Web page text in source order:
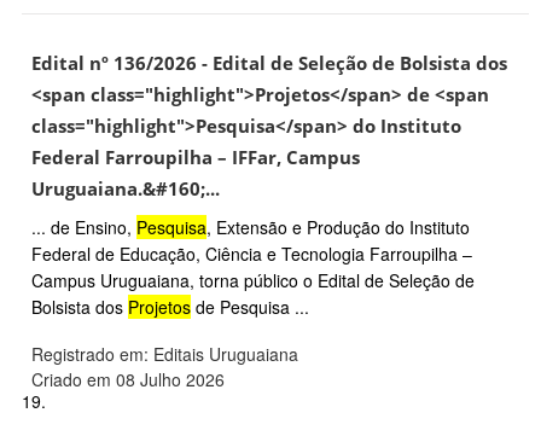
Edital nº 136/2026 - Edital de Seleção de Bolsista dos
<span class="highlight">Projetos</span> de <span
class="highlight">Pesquisa</span> do Instituto
Federal Farroupilha – IFFar, Campus
Uruguaiana.&#160;...
... de Ensino, Pesquisa, Extensão e Produção do Instituto
Federal de Educação, Ciência e Tecnologia Farroupilha –
Campus Uruguaiana, torna público o Edital de Seleção de
Bolsista dos Projetos de Pesquisa ...
Registrado em: Editais Uruguaiana
Criado em 08 Julho 2026
19.